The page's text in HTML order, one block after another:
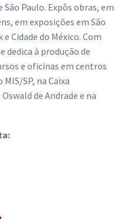
Paulo. Expôs obras, em
em exposições em São
Cidade do México. Com
à produção de
e oficinas em centros
SP, na Caixa
de Andrade e na